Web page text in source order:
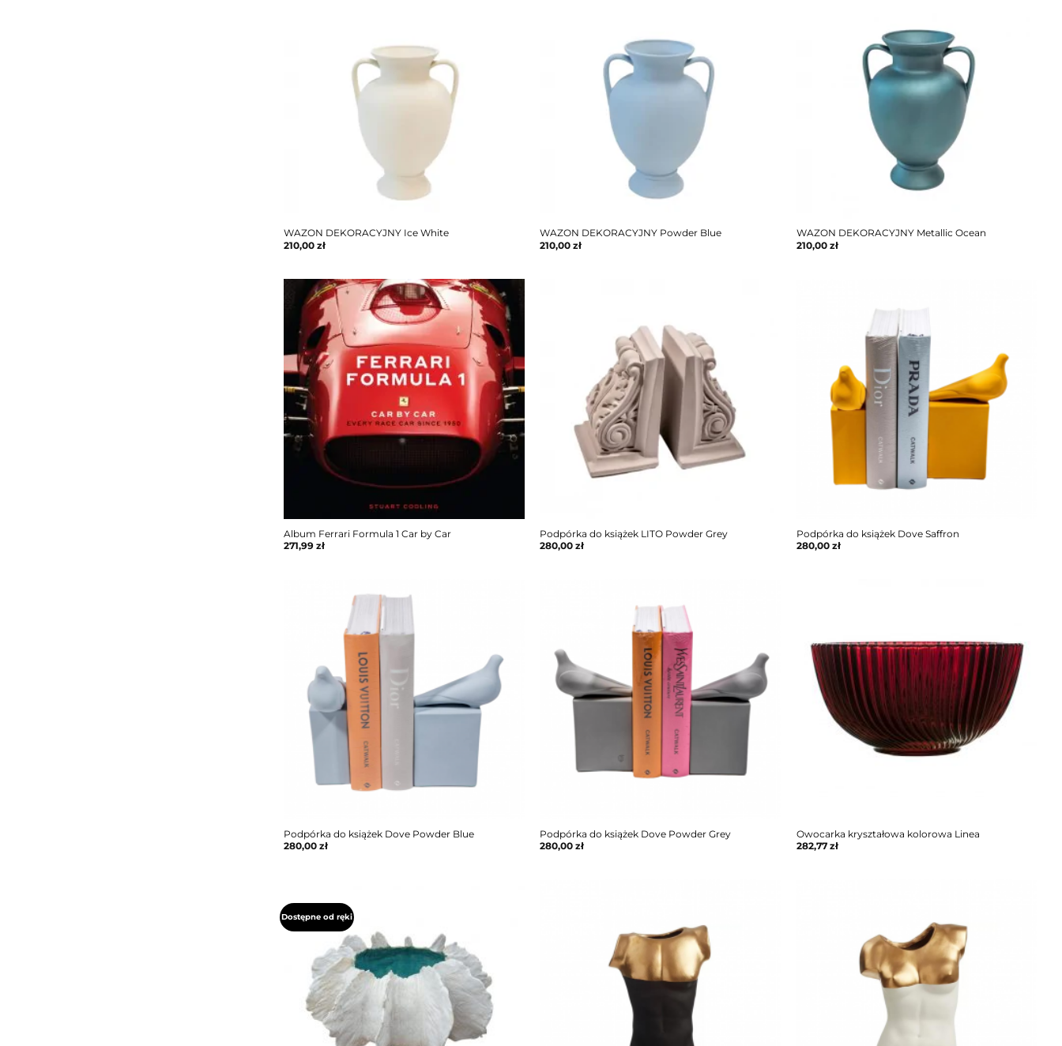
WAZON DEKORACYJNY Ice White
210,00zł
WAZON DEKORACYJNY Powder Blue
210,00zł
WAZON DEKORACYJNY Metallic Ocean
210,00 zł
Album Ferrari Formula 1 Car by Car
271,99zł
Podpórka do książek LITO Powder Grey
280,00zł
Podpórka do książek Dove Saffron
280,00 zł
Podpórka do książek Dove Powder Blue
280,00zł
Podpórka do książek Dove Powder Grey
280,00zł
Owocarka kryształowa kolorowa Linea
282,77 zł
Dostępne od ręki